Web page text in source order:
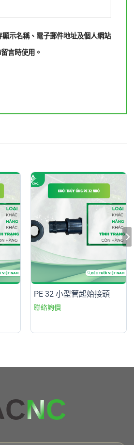
顯示名稱、電子郵件地址及個人網站
言時使用。
PE 32 小型管起始接頭
NC